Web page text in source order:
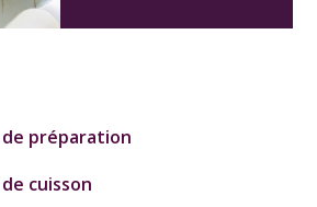
de préparation
cuisson